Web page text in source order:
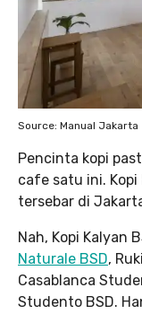
Source: Manual Jakarta
Pencinta kopi
cafe satu ini.
tersebar di
Nah, Kopi Kalyan
Naturale BSD,
Casablanca
Studento BSD.